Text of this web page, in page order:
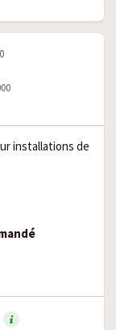
installations de